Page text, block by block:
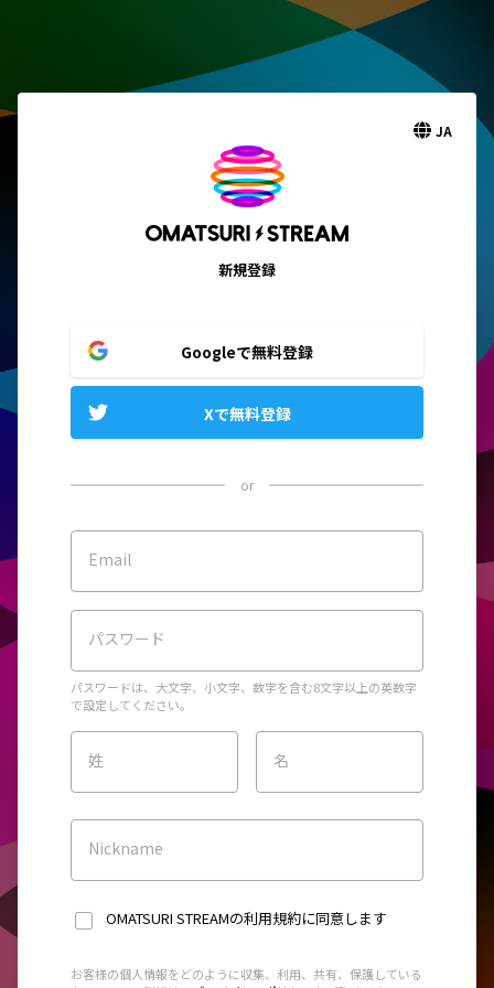
JA
新規登録
Googleで無料登録
Xで無料登録
or
Email
パスワード
パスワードは、大文字、小文字、数字を含む8文字以上の英数字
で設定してください。
姓 名
Nickname
OMATSURI STREAMの利用規約に同意します
お客様の個人情報をどのように収集、利用、共有、保護している